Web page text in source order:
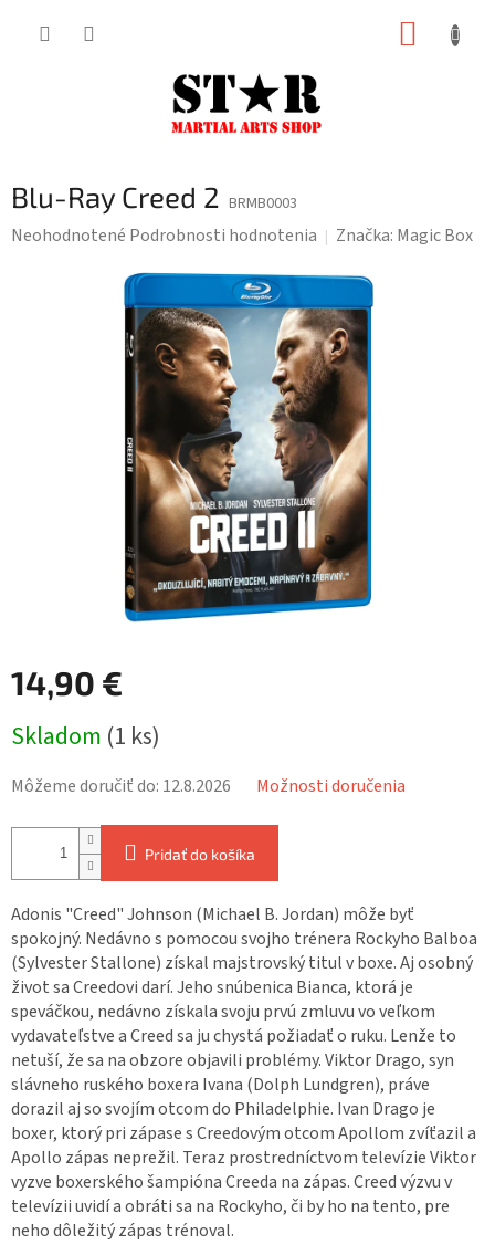
Blu-Ray Creed 2 BRMB0003
Priemerné
Neohodnotené Podrobnosti hodnotenia Značka: Magic Box
14,90 €
cena:
Skladom (1 ks)
Môžeme doručiť do: 12.8.2026 Možnosti doručenia
Pridať do košíka
Adonis "Creed" Johnson (Michael B. Jordan) môže byť
spokojný. Nedávno s pomocou svojho trénera Rockyho Balboa
(Sylvester Stallone) získal majstrovský titul v boxe. Aj osobný
život sa Creedovi darí. Jeho snúbenica Bianca, ktorá je
speváčkou, nedávno získala svoju prvú zmluvu vo veľkom
vydavateľstve a Creed sa ju chystá požiadať o ruku. Lenže to
netuší, že sa na obzore objavili problémy. Viktor Drago, syn
slávneho ruského boxera Ivana (Dolph Lundgren), práve
dorazil aj so svojím otcom do Philadelphie. Ivan Drago je
boxer, ktorý pri zápase s Creedovým otcom Apollom zvíťazil a
Apollo zápas neprežil. Teraz prostredníctvom televízie Viktor
vyzve boxerského šampióna Creeda na zápas. Creed výzvu v
televízii uvidí a obráti sa na Rockyho, či by ho na tento, pre
neho dôležitý zápas trénoval.